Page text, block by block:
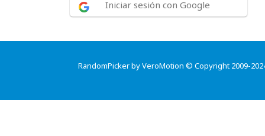
Iniciar sesión con Google
RandomPicker by VeroMotion © Copyright 2009-